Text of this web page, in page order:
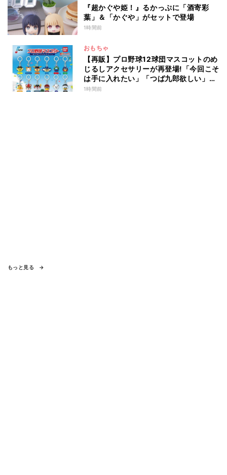
『超かぐや姫！』るかっぷに「酒寄彩
葉」＆「かぐや」がセットで登場
1時間前
おもちゃ
【再販】プロ野球12球団マスコットのめ
じるしアクセサリーが再登場!「今回こそ
は手に入れたい」「つば九郎欲しい」と
話題
1時間前
もっと見る